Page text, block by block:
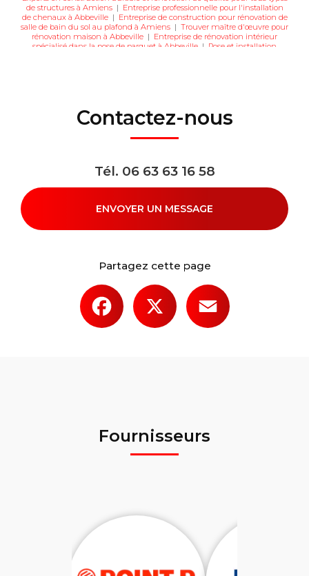
de structures à Amiens| Entreprise professionnelle pour l'installation
de chenaux à Abbeville| Entreprise de construction pour rénovation de
salle de bain du sol au plafond à Amiens | Trouver maître d'œuvre pour
rénovation maison à Abbeville | Entreprise de rénovation intérieur
spécialisé dans la pose de parquet à Abbeville | Pose et installation
Contactez-nous
Tél. 06 63 63 16 58
ENVOYER UN MESSAGE
Partagez cette page
Facebook
Fournisseurs